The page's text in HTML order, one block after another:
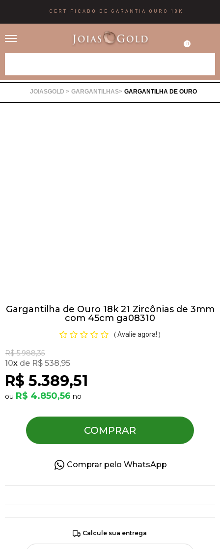
CERTIFICADO DE GARANTIA OURO 18K
0
GARGANTILHAS GARGANTILHA DE OURO
Gargantilha de Ouro 18k 21 Zircônias de 3mm
com 45cm ga08310
( Avalie agora! )
R$ 5.988,35
R$ 5.389,51
10x R$ 538,95
R$ 4.850,56
COMPRAR
Comprar pelo WhatsApp
Calcule sua entrega
Pedras Preciosas
OFERTAS